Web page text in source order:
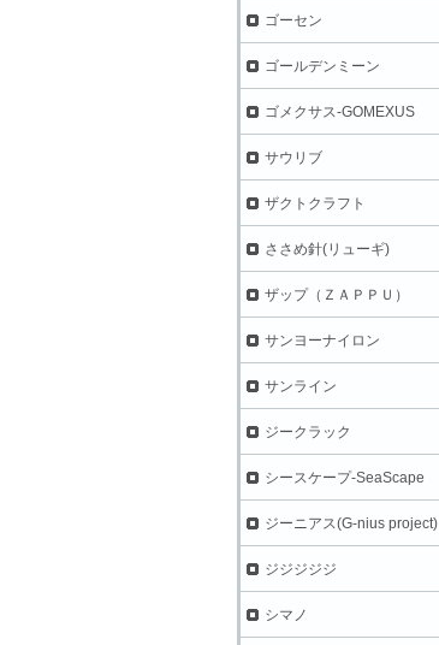
ゴーセン
ゴールデンミーン
ゴメクサス-GOMEXUS
サウリブ
ザクトクラフト
ささめ針(リューギ)
ザップ（ＺＡＰＰＵ）
サンヨーナイロン
サンライン
ジークラック
シースケープ-SeaScape
ジーニアス(G-nius project)
ジジジジジ
シマノ